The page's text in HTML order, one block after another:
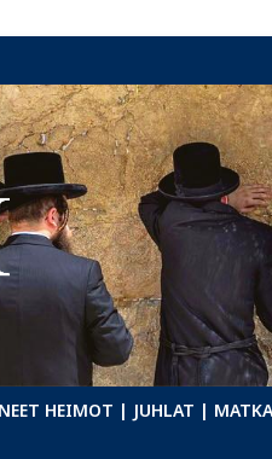
HEIMOT | JUHLAT |